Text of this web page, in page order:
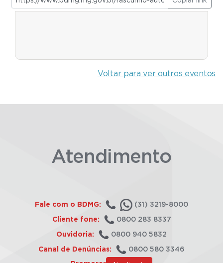
Voltar para ver outros eventos
Atendimento
Fale com o BDMG: (31) 3219-8000
Cliente fone: 0800 283 8337
Ouvidoria: 0800 940 5832
Canal de Denúncias: 0800 580 3346